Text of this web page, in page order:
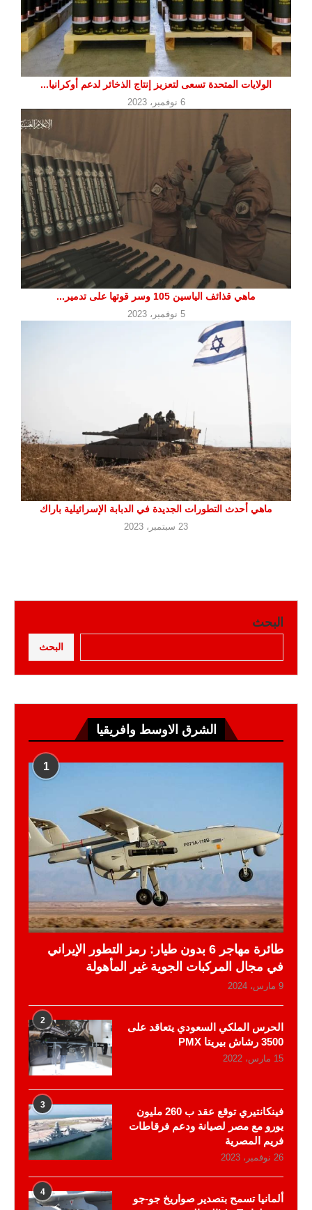
الولايات المتحدة تسعى لتعزيز إنتاج الذخائر لدعم أوكرانيا...
6 نوفمبر، 2023
ماهي قذائف الياسين 105 وسر قوتها على تدمير...
5 نوفمبر، 2023
ماهي أحدث التطورات الجديدة في الدبابة الإسرائيلية باراك
23 سبتمبر، 2023
البحث
البحث
الشرق الاوسط وافريقيا
1
طائرة مهاجر 6 بدون طيار: رمز التطور الإيراني
في مجال المركبات الجوية غير المأهولة
9 مارس، 2024
2
الحرس الملكي السعودي يتعاقد على
3500 رشاش بيريتا PMX
15 مارس، 2022
3
فينكانتيري توقع عقد ب 260 مليون
يورو مع مصر لصيانة ودعم فرقاطات
فريم المصرية
26 نوفمبر، 2023
4
ألمانيا تسمح بتصدير صواريخ جو-جو